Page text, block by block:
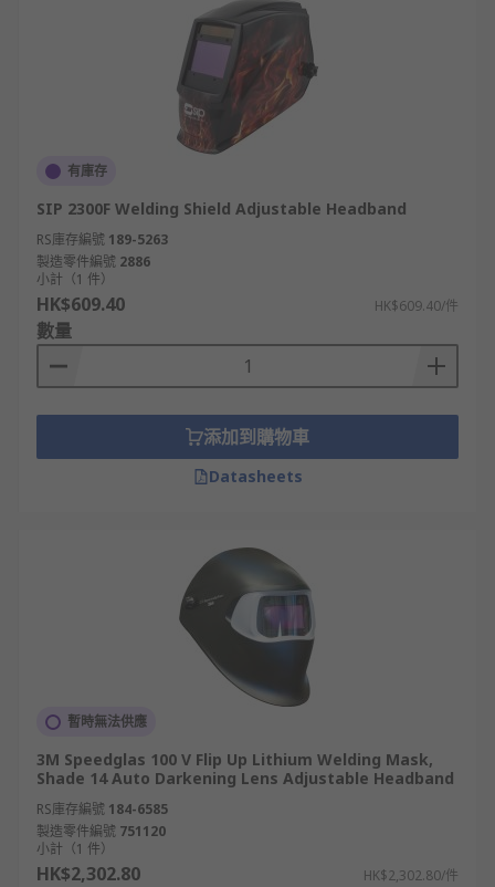
有庫存
SIP 2300F Welding Shield Adjustable Headband
RS庫存編號 189-5263
製造零件編號 2886
小計（1 件）
HK$609.40 HK$609.40/件
數量
添加到購物車
Datasheets
暫時無法供應
3M Speedglas 100 V Flip Up Lithium Welding Mask,
Shade 14 Auto Darkening Lens Adjustable Headband
RS庫存編號 184-6585
製造零件編號 751120
小計（1 件）
HK$2,302.80 HK$2,302.80/件